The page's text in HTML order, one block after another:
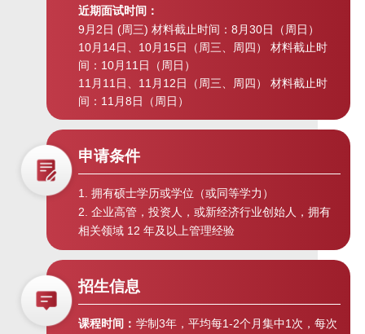
近期面试时间：
9月2日 (周三) 材料截止时间：8月30日（周日）
10月14日、10月15日（周三、周四） 材料截止时
间：10月11日（周日）
11月11日、11月12日（周三、周四） 材料截止时
间：11月8日（周日）
申请条件
1. 拥有硕士学历或学位（或同等学力）
2. 企业高管，投资人，或新经济行业创始人，拥有
相关领域 12 年及以上管理经验
招生信息
课程时间： 学制3年，平均每1-2个月集中1次，每次
大资管时代与财富管理新常态 | “高
金E讲堂”第十五期
多层次资本市场建设与科技创新暨
SAIF金融EMBA全新升级云发布会 |
“高金E讲堂”
创业板注册制启动与中国资本市场
改革 |“高金E讲堂”第十一期
全球“战疫”下国际局势的发展与走向
| “高金E讲堂”第十期